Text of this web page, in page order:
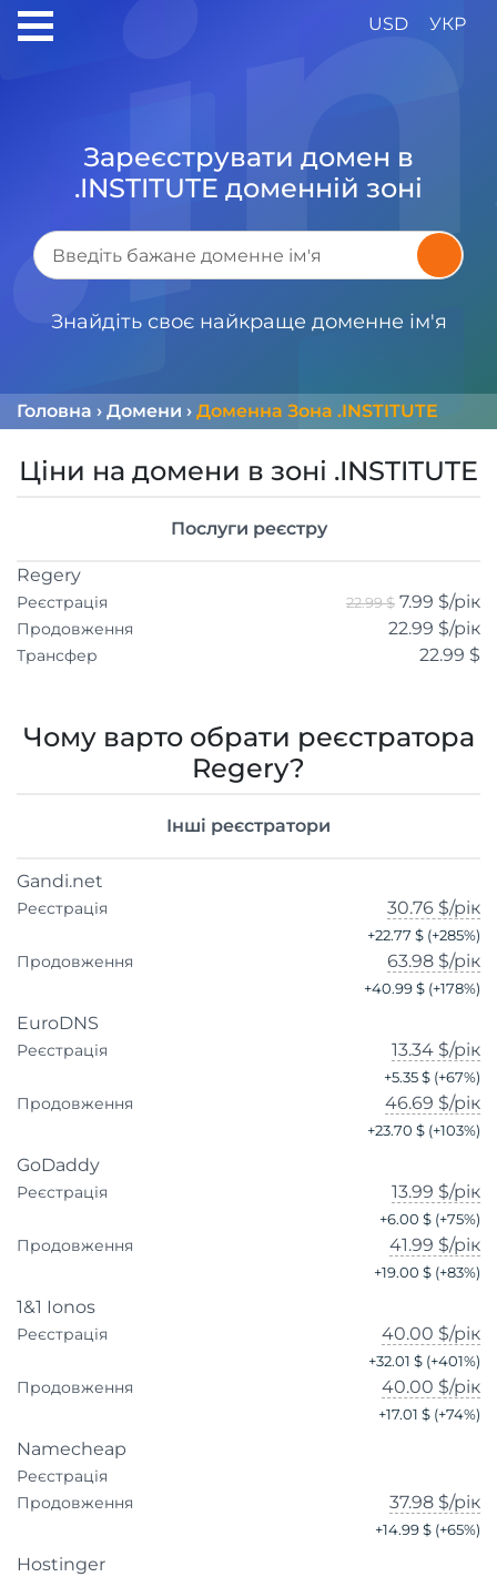
USD УКР
Зареєструвати домен в
.INSTITUTE доменній зоні
Знайдіть своє найкраще доменне ім'я
Головна › Домени › Доменна Зона .INSTITUTE
Ціни на домени в зоні .INSTITUTE
Послуги реєстру
Regery
Реєстрація 22.99 $ 7.99 $/рік
Продовження 22.99 $/рік
Трансфер 22.99 $
Чому варто обрати реєстратора
Regery?
Інші реєстратори
Gandi.net
Реєстрація 30.76 $/рік
+22.77 $ (+285%)
Продовження 63.98 $/рік
+40.99 $ (+178%)
EuroDNS
Реєстрація 13.34 $/рік
+5.35 $ (+67%)
Продовження 46.69 $/рік
+23.70 $ (+103%)
GoDaddy
Реєстрація 13.99 $/рік
+6.00 $ (+75%)
Продовження 41.99 $/рік
+19.00 $ (+83%)
1&1 Ionos
Реєстрація 40.00 $/рік
+32.01 $ (+401%)
Продовження 40.00 $/рік
+17.01 $ (+74%)
Namecheap
Реєстрація
Продовження
37.98 $/рік
+14.99 $ (+65%)
Hostinger